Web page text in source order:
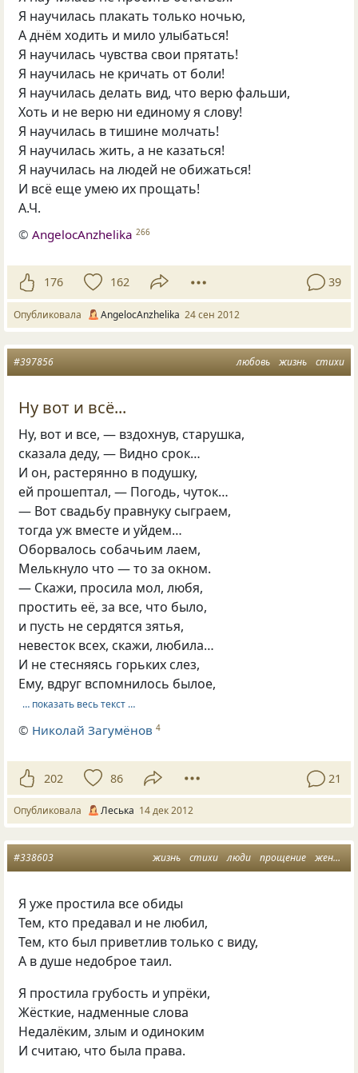
Я научилась плакать только ночью,
А днём ходить и мило улыбаться!
Я научилась чувства свои прятать!
Я научилась не кричать от боли!
Я научилась делать вид, что верю фальши,
Хоть и не верю ни единому я слову!
Я научилась в тишине молчать!
Я научилась жить, а не казаться!
Я научилась на людей не обижаться!
И всё еще умею их прощать!
А.Ч.
©AngelocAnzhelika 266
176 162 39
Опубликовала AngelocAnzhelika 24 сен 2012
любовь жизнь стихи
#397856
Ну вот и всё...
Ну, вот и все, — вздохнув, старушка,
сказала деду, — Видно срок…
И он, растерянно в подушку,
ей прошептал, — Погодь, чуток…
— Вот свадьбу правнуку сыграем,
тогда уж вместе и уйдем…
Оборвалось собачьим лаем,
Мелькнуло что — то за окном.
— Скажи, просила мол, любя,
простить её, за все, что было,
и пусть не сердятся зятья,
невесток всех, скажи, любила…
И не стесняясь горьких слез,
Ему, вдруг вспомнилось былое,
… показать весь текст …
© Николай Загумёнов 4
202 86 21
Опубликовала Леська 14 дек 2012
жизнь стихи люди прощение женщина
#338603
Я уже простила все обиды
Тем, кто предавал и не любил,
Тем, кто был приветлив только с виду,
А в душе недоброе таил.
Я простила грубость и упрёки,
Жёсткие, надменные слова
Недалёким, злым и одиноким
И считаю, что была права.